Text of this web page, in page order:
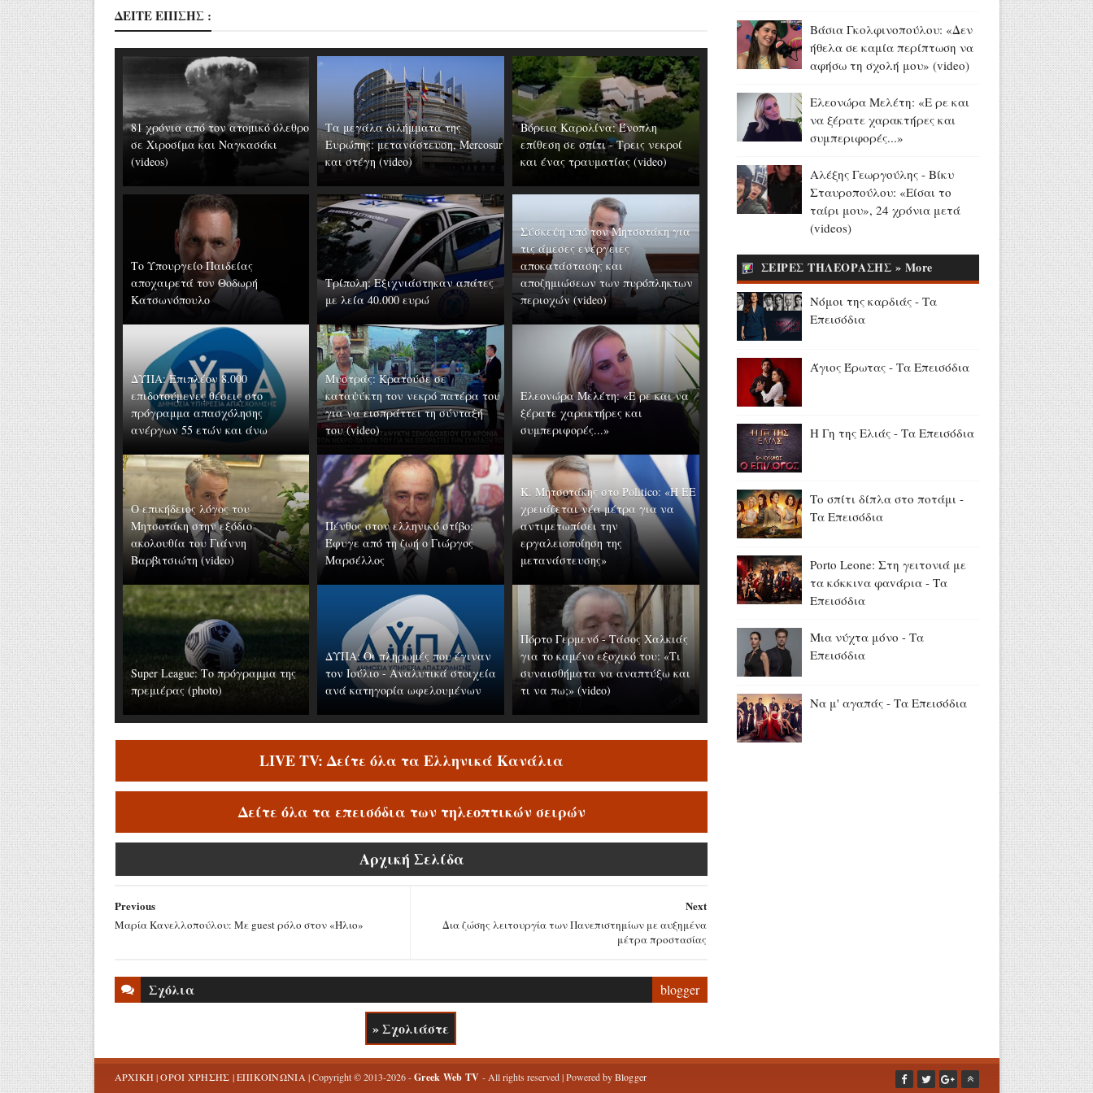
ΔΕΙΤΕ ΕΠΙΣΗΣ :
81 χρόνια από τον ατομικό όλεθρο
σε Χιροσίμα και Ναγκασάκι
(videos)
Τα μεγάλα διλήμματα της
Ευρώπης: μετανάστευση, Mercosur
και στέγη (video)
Βόρεια Καρολίνα: Ένοπλη
επίθεση σε σπίτι - Τρεις νεκροί
και ένας τραυματίας (video)
Το Υπουργείο Παιδείας
αποχαιρετά τον Θοδωρή
Κατσωνόπουλο
Τρίπολη: Εξιχνιάστηκαν απάτες
με λεία 40.000 ευρώ
Σύσκεψη υπό τον Μητσοτάκη για
τις άμεσες ενέργειες
αποκατάστασης και
αποζημιώσεων των πυρόπληκτων
περιοχών (video)
ΔΥΠΑ: Επιπλέον 8.000
επιδοτούμενες θέσεις στο
πρόγραμμα απασχόλησης
ανέργων 55 ετών και άνω
Μυστράς: Κρατούσε σε
καταψύκτη τον νεκρό πατέρα του
για να εισπράττει τη σύνταξή
του (video)
Ελεονώρα Μελέτη: «Ε ρε και να
ξέρατε χαρακτήρες και
συμπεριφορές...»
Ο επικήδειος λόγος του
Μητσοτάκη στην εξόδιο
ακολουθία του Γιάννη
Βαρβιτσιώτη (video)
Πένθος στον ελληνικό στίβο:
Έφυγε από τη ζωή ο Γιώργος
Μαρσέλλος
Κ. Μητσοτάκης στο Politico: «Η ΕΕ
χρειάζεται νέα μέτρα για να
αντιμετωπίσει την
εργαλειοποίηση της
μετανάστευσης»
Super League: Το πρόγραμμα της
πρεμιέρας (photo)
ΔΥΠΑ: Οι πληρωμές που έγιναν
τον Ιούλιο - Αναλυτικά στοιχεία
ανά κατηγορία ωφελουμένων
Πόρτο Γερμενό - Τάσος Χαλκιάς
για το καμένο εξοχικό του: «Τι
συναισθήματα να αναπτύξω και
τι να πω;» (video)
LIVE TV: Δείτε όλα τα Ελληνικά Κανάλια
Δείτε όλα τα επεισόδια των τηλεοπτικών σειρών
Αρχική Σελίδα
Next
Δια ζώσης λειτουργία των Πανεπιστημίων με αυξημένα
μέτρα προστασίας
Previous
Μαρία Κανελλοπούλου: Με guest ρόλο στον «Ήλιο»
Σχόλια blogger
» Σχολιάστε
Αύγουστος 05, 2026
Τρίπολη: Εξιχνιάστηκαν
απάτες με λεία 40.000 ευρώ
Σύσκεψη υπό τον Μητσοτάκη
για τις άμεσες ενέργειες
αποζημιώσεων των
πυρόπληκτων περιοχών
(video)
Αύγουστος 05, 2026
Στράτος Μαγιάς: «Υποδύομαι
τον Δία που τσακώνεται με
τον Χριστό για... τους
followers» (video)
ΔΥΠΑ: Επιπλέον 8.000
Αύγουστος 05, 2026
Δεκαπενταύγουστο και την
επέτειο των 65 ετών
Πατριάρχου
Αύγουστος 05, 2026
Σταματίνα Τσιμτσιλή από
κρύβεται στις μικρές στιγμές
που μας κάνουν να
Αύγουστος 05, 2026
Βάσια Γκολφινοπούλου: «Δεν
ήθελα σε καμία περίπτωση να
αφήσω τη σχολή μου» (video)
Ελεονώρα Μελέτη: «Ε ρε και
να ξέρατε χαρακτήρες και
συμπεριφορές...»
Αλέξης Γεωργούλης - Βίκυ
Σταυροπούλου: «Είσαι το
ταίρι μου», 24 χρόνια μετά
(videos)
ΣΕΙΡΕΣ ΤΗΛΕΟΡΑΣΗΣ » More
Νόμοι της καρδιάς - Τα
Επεισόδια
Άγιος Έρωτας - Τα Επεισόδια
Η Γη της Ελιάς - Τα Επεισόδια
Το σπίτι δίπλα στο ποτάμι -
Τα Επεισόδια
Porto Leone: Στη γειτονιά με
τα κόκκιvα φαvάρια - Τα
Επεισόδια
Μια νύχτα μόνο - Τα
Επεισόδια
Να μ' αγαπάς - Τα Επεισόδια
ΑΡΧΙΚΗ|ΟΡΟΙ ΧΡΗΣΗΣ |ΕΠΙΚΟΙΝΩΝΙΑ | Copyright © 2013-2026 -Greek Web TV - All rights reserved | Powered byBlogger